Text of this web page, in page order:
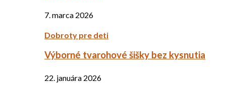
7. marca 2026
Dobroty pre deti
Výborné tvarohové šišky bez kysnutia
22. januára 2026